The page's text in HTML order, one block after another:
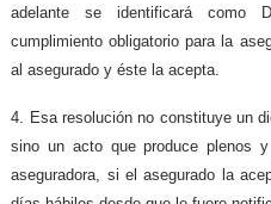
adelante se identificará como
cumplimiento obligatorio para la
al asegurado y éste la acepta.
4. Esa resolución no constituye un
sino un acto que produce plenos
aseguradora, si el asegurado la